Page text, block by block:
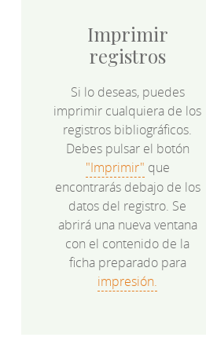
Imprimir
registros
Si lo deseas, puedes
imprimir cualquiera de los
registros bibliográficos.
Debes pulsar el botón
"Imprimir" que
encontrarás debajo de los
datos del registro. Se
abrirá una nueva ventana
con el contenido de la
ficha preparado para
impresión.